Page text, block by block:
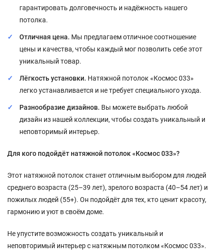
гарантировать долговечность и надёжность нашего
потолка.
Отличная цена. Мы предлагаем отличное соотношение
цены и качества, чтобы каждый мог позволить себе этот
уникальный товар.
Лёгкость установки. Натяжной потолок «Космос 033»
легко устанавливается и не требует специального ухода.
Разнообразие дизайнов. Вы можете выбрать любой
дизайн из нашей коллекции, чтобы создать уникальный и
неповторимый интерьер.
Для кого подойдёт натяжной потолок «Космос 033»?
Этот натяжной потолок станет отличным выбором для людей
среднего возраста (25–39 лет), зрелого возраста (40–54 лет) и
пожилых людей (55+). Он подойдёт для тех, кто ценит красоту,
гармонию и уют в своём доме.
Не упустите возможность создать уникальный и
неповторимый интерьер с натяжным потолком «Космос 033».